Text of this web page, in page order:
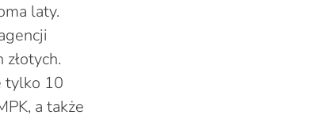
laty.
tylko 10
a także